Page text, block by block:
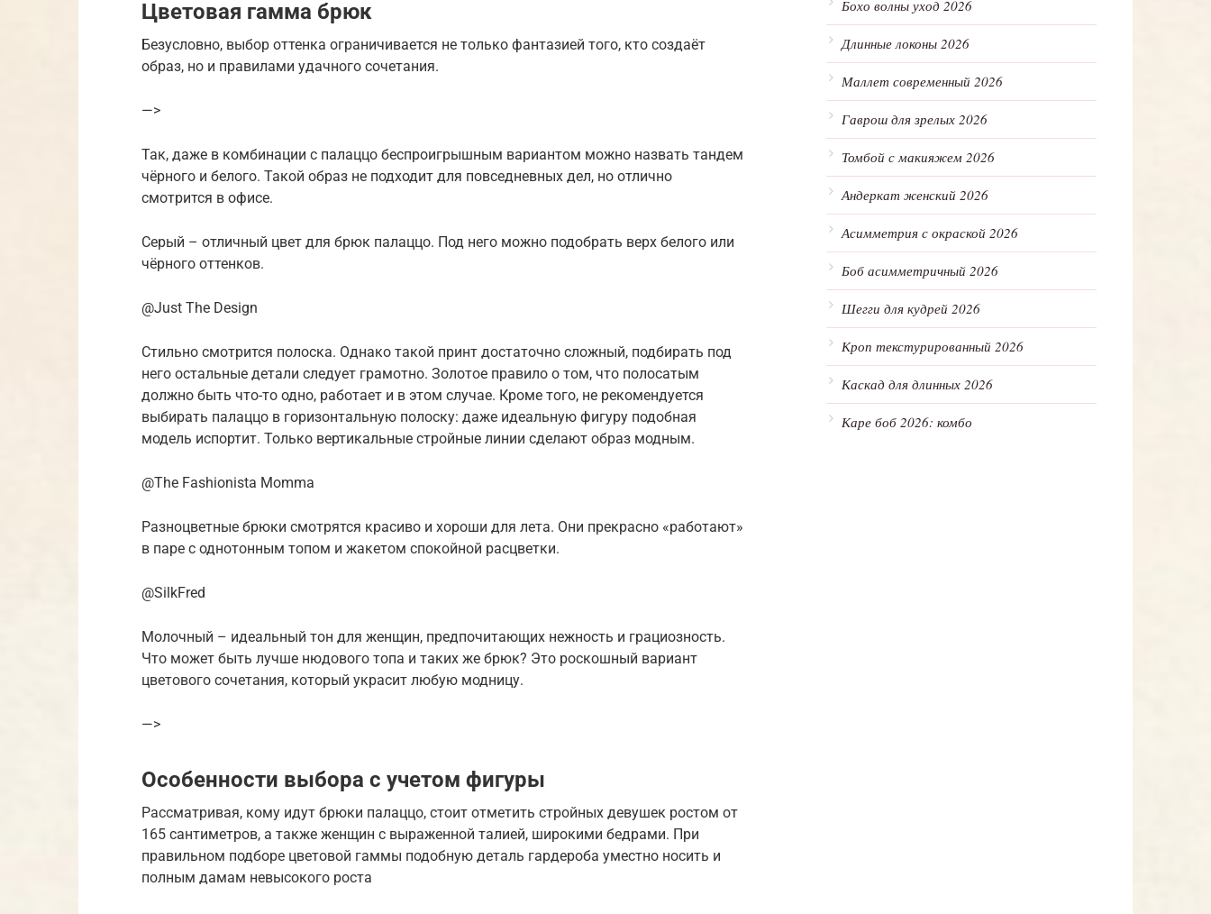
Цветовая гамма брюк
Безусловно, выбор оттенка ограничивается не только фантазией того, кто создаёт
образ, но и правилами удачного сочетания.
—>
Так, даже в комбинации с палаццо беспроигрышным вариантом можно назвать тандем
чёрного и белого. Такой образ не подходит для повседневных дел, но отлично
смотрится в офисе.
Серый – отличный цвет для брюк палаццо. Под него можно подобрать верх белого или
чёрного оттенков.
@Just The Design
Стильно смотрится полоска. Однако такой принт достаточно сложный, подбирать под
него остальные детали следует грамотно. Золотое правило о том, что полосатым
должно быть что-то одно, работает и в этом случае. Кроме того, не рекомендуется
выбирать палаццо в горизонтальную полоску: даже идеальную фигуру подобная
модель испортит. Только вертикальные стройные линии сделают образ модным.
@The Fashionista Momma
Разноцветные брюки смотрятся красиво и хороши для лета. Они прекрасно «работают»
в паре с однотонным топом и жакетом спокойной расцветки.
@SilkFred
Молочный – идеальный тон для женщин, предпочитающих нежность и грациозность.
Что может быть лучше нюдового топа и таких же брюк? Это роскошный вариант
цветового сочетания, который украсит любую модницу.
—>
Особенности выбора с учетом фигуры
Рассматривая, кому идут брюки палаццо, стоит отметить стройных девушек ростом от
165 сантиметров, а также женщин с выраженной талией, широкими бедрами. При
правильном подборе цветовой гаммы подобную деталь гардероба уместно носить и
полным дамам невысокого роста
Бохо волны уход 2026
Длинные локоны 2026
Маллет современный 2026
Гаврош для зрелых 2026
Томбой с макияжем 2026
Андеркат женский 2026
Асимметрия с окраской 2026
Боб асимметричный 2026
Шегги для кудрей 2026
Кроп текстурированный 2026
Каскад для длинных 2026
Каре боб 2026: комбо